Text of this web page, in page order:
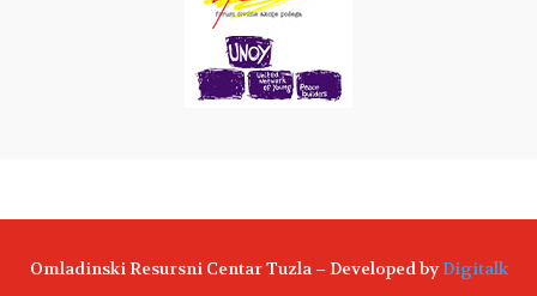
Omladinski Resursni Centar Tuzla – Developed byDigitalk